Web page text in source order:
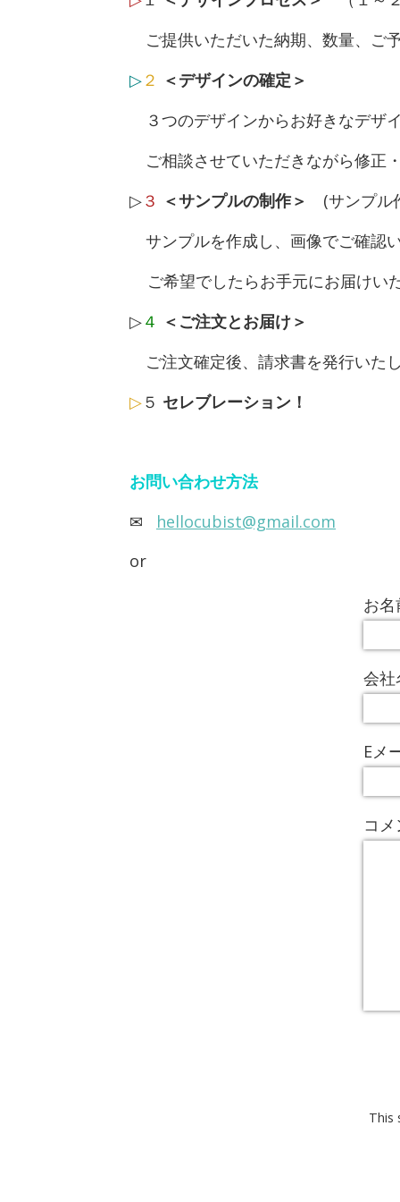
ご提供いただいた納期、数量、ご
▷２ ＜デザインの確定＞
３つのデザインからお好きなデザ
ご相談させていただきながら修正
▷３ ＜サンプルの制作＞ (サンプ
サンプルを作成し、画像でご確認
ご希望でしたらお手元にお届けいた
▷４ ＜ご注文とお届け＞
ご注文確定後、請求書を発行いた
▷５ セレブレーション！
お問い合わせ方法
✉ hellocubist@gmail.com
or
お名
会社
Eメ
コメ
This